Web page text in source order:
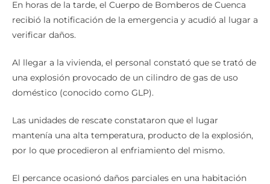
En horas de la tarde, el Cuerpo de Bomberos de Cuenca
recibió la notificación de la emergencia y acudió al lugar a
verificar daños.
Al llegar a la vivienda, el personal constató que se trató de
una explosión provocado de un cilindro de gas de uso
doméstico (conocido como GLP).
Las unidades de rescate constataron que el lugar
mantenía una alta temperatura, producto de la explosión,
por lo que procedieron al enfriamiento del mismo.
El percance ocasionó daños parciales en una habitación